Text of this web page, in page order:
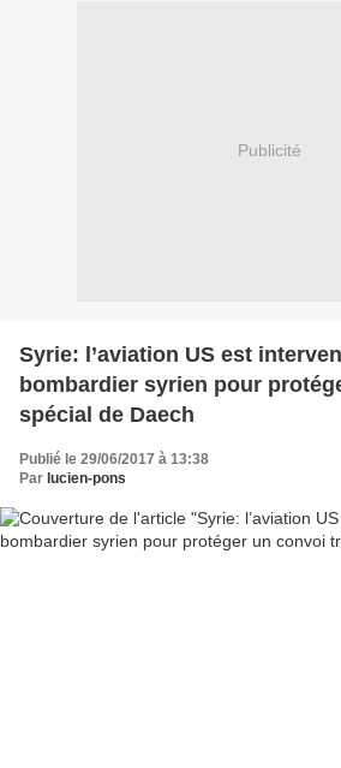
Publicité
Syrie: l’aviation US est
bombardier syrien pour
spécial de Daech
Publié le 29/06/2017 à 13:38
Par lucien-pons